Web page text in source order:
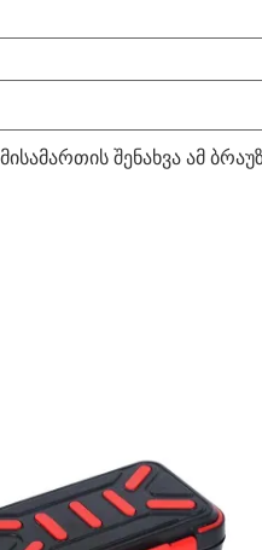
შენახვა ამ